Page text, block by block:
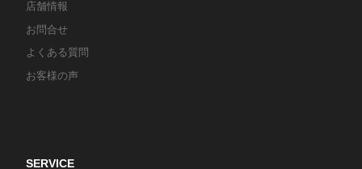
店舗情報
お問合せ
よくある質問
お客様の声
SERVICE